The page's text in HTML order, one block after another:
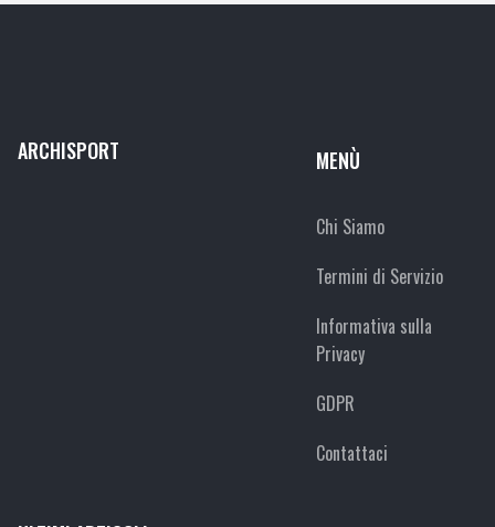
ARCHISPORT MENÙ
Chi Siamo
Termini di Servizio
Informativa sulla
Privacy
GDPR
Contattaci